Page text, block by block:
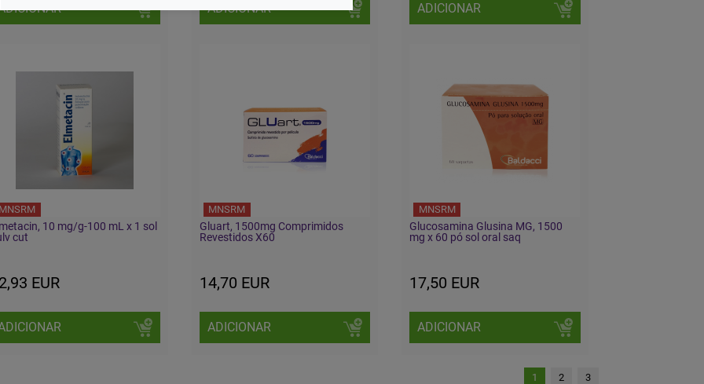
ADICIONAR ADICIONAR
MNSRM
10 mg/g-100 mL x 1 sol
cut
EUR
MNSRM
Gluart, 1500mg Comprimidos
Revestidos X60
14,70 EUR
ADICIONAR
MNSRM
Glucosamina Glusina MG, 1500
mg x 60 pó sol oral saq
17,50 EUR
ADICIONAR
1 2 3